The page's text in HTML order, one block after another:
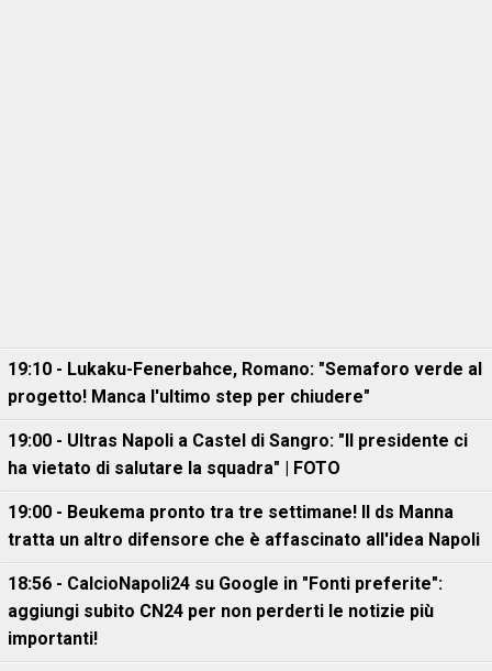
19:10 - Lukaku-Fenerbahce, Romano: "Semaforo verde al
progetto! Manca l'ultimo step per chiudere"
19:00 - Ultras Napoli a Castel di Sangro: "Il presidente ci
ha vietato di salutare la squadra" | FOTO
19:00 - Beukema pronto tra tre settimane! Il ds Manna
tratta un altro difensore che è affascinato all'idea Napoli
18:56 - CalcioNapoli24 su Google in "Fonti preferite":
aggiungi subito CN24 per non perderti le notizie più
importanti!